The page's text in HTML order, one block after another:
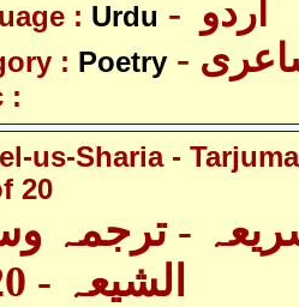
: Urdu
: Poetry
:
us-Sharia -
20
- ترجمہ
الشیعہ - 01/20